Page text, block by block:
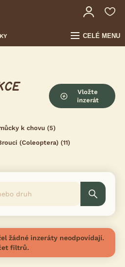
CELÉ MENU
Vložte
inzerát
k chovu (5)
(Coleoptera) (11)
žádné inzeráty neodpovídají.
filtrů.